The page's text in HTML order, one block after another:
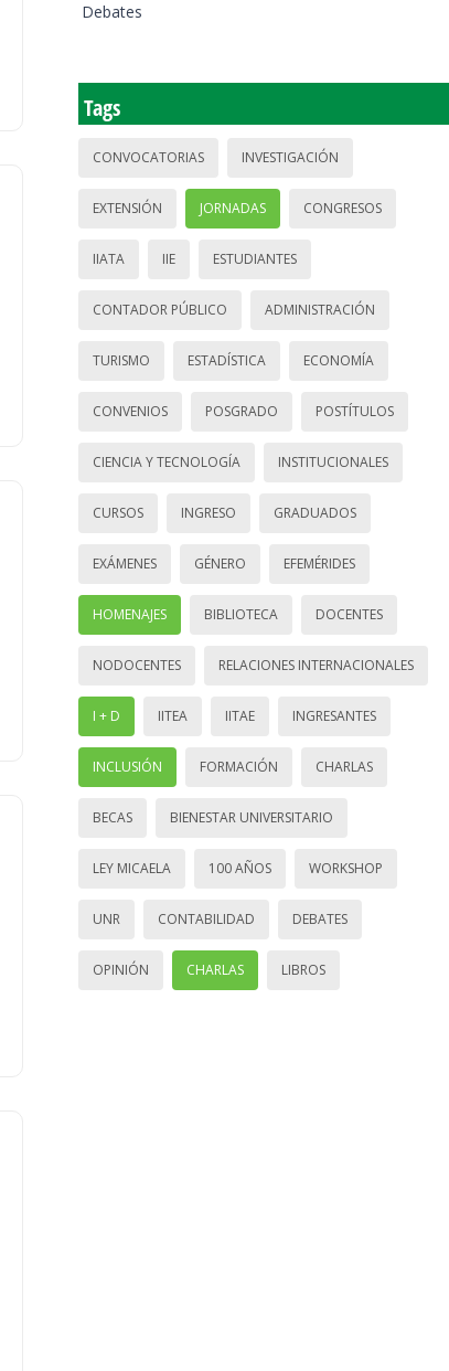
Debates
Tags
CONVOCATORIAS INVESTIGACIÓN
EXTENSIÓN JORNADAS CONGRESOS
IIATA IIE ESTUDIANTES
CONTADOR PÚBLICO ADMINISTRACIÓN
TURISMO ESTADÍSTICA ECONOMÍA
CONVENIOS POSGRADO POSTÍTULOS
CIENCIA Y TECNOLOGÍA INSTITUCIONALES
CURSOS INGRESO GRADUADOS
EXÁMENES GÉNERO EFEMÉRIDES
HOMENAJES BIBLIOTECA DOCENTES
NODOCENTES RELACIONES INTERNACIONALES
I + D IITEA IITAE INGRESANTES
INCLUSIÓN FORMACIÓN CHARLAS
BECAS BIENESTAR UNIVERSITARIO
LEY MICAELA 100 AÑOS WORKSHOP
UNR CONTABILIDAD DEBATES
OPINIÓN CHARLAS LIBROS